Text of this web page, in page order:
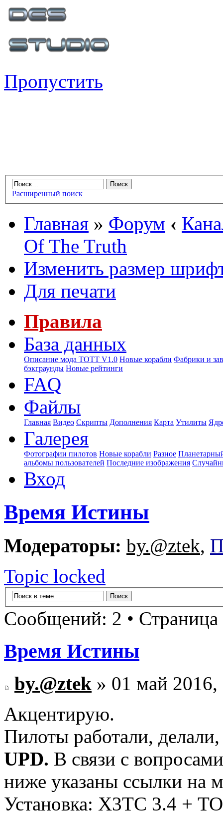
Пропустить
Расширенный поиск
Главная » Форум ‹
Of The Truth
Изменить размер
Для печати
Правила
База данных
Описание мода ТОТТ V1.0 Новые корабли Фабрики и
бэкграунды Новые рейтинги
FAQ
Файлы
Главная Видео Скрипты Дополнения Карта Утилиты
Галерея
Фотографии пилотов Новые корабли Разное
альбомы пользователей Последние изображения
Вход
Время Истины
Модераторы: by.@ztek,
Topic locked
Сообщений: 2 • Страница
Время Истины
by.@ztek » 01 май 2016,
Акцентирую.
Пилоты работали,
UPD. В связи с
ниже указаны ссылки на
Установка: Х3ТС 3.4 +